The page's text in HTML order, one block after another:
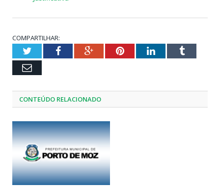
COMPARTILHAR:
TwitterFacebookGoogle+PinterestLinkedInTumblr
Email
CONTEÚDO RELACIONADO